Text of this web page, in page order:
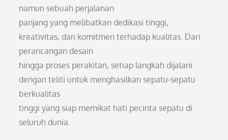
namun sebuah perjalanan
panjang yang melibatkan dedikasi tinggi,
kreativitas, dan komitmen terhadap kualitas. Dari
perancangan desain
hingga proses perakitan, setiap langkah dijalani
dengan teliti untuk menghasilkan sepatu-sepatu
berkualitas
tinggi yang siap memikat hati pecinta sepatu di
seluruh dunia.